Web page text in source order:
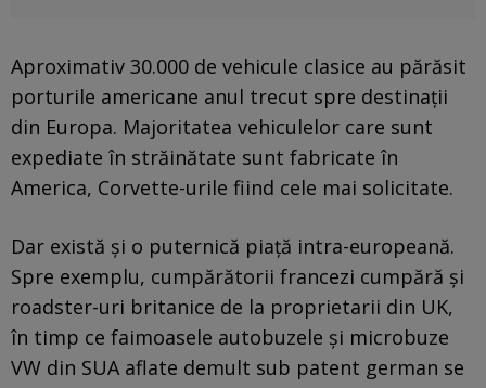
Aproximativ 30.000 de vehicule clasice au părăsit
porturile americane anul trecut spre destinații
din Europa. Majoritatea vehiculelor care sunt
expediate în străinătate sunt fabricate în
America, Corvette-urile fiind cele mai solicitate.
Dar există şi o puternică piaţă intra-europeană.
Spre exemplu, cumpărătorii francezi cumpără și
roadster-uri britanice de la proprietarii din UK,
în timp ce faimoasele autobuzele şi microbuze
VW din SUA aflate demult sub patent german se